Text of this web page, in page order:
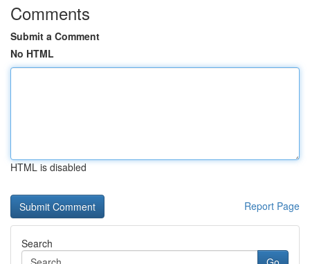
Comments
Submit a Comment
No HTML
HTML is disabled
Report Page
Search